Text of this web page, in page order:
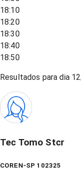
18:10
18:20
18:30
18:40
18:50
Resultados para dia
Tec Tomo Stcr
COREN-SP 102325